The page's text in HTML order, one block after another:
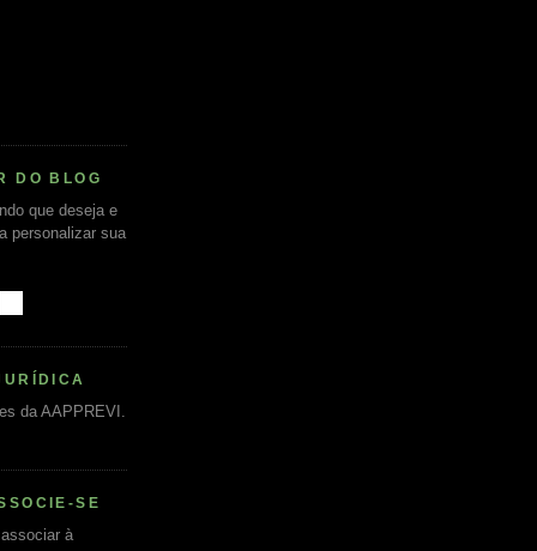
DO BLOG
que deseja e
personalizar sua
da AAPPREVI.
SE
à